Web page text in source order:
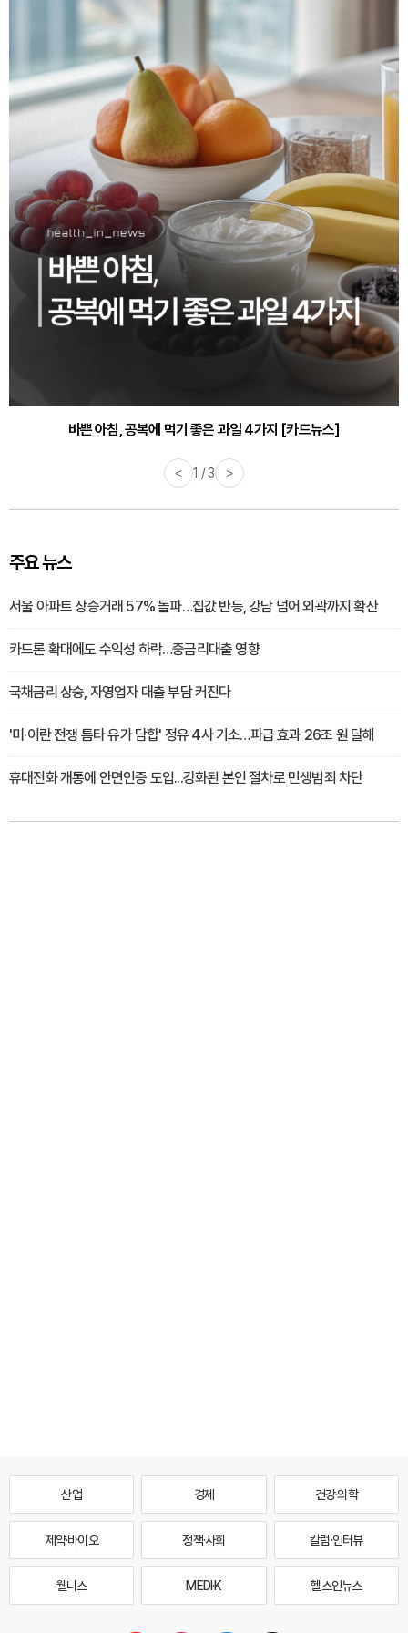
바쁜 아침, 공복에 먹기 좋은 과일 4가지 [카드뉴스]
< 1 / 3 >
주요 뉴스
서울 아파트 상승거래 57% 돌파…집값 반등, 강남 넘어 외곽까지 확산
카드론 확대에도 수익성 하락…중금리대출 영향
국채금리 상승, 자영업자 대출 부담 커진다
'미·이란 전쟁 틈타 유가 담합' 정유 4사 기소…파급 효과 26조 원 달해
휴대전화 개통에 안면인증 도입...강화된 본인 절차로 민생범죄 차단
산업 경제 건강·의학
제약·바이오 정책·사회 칼럼·인터뷰
웰니스 MEDI·K 헬스인뉴스